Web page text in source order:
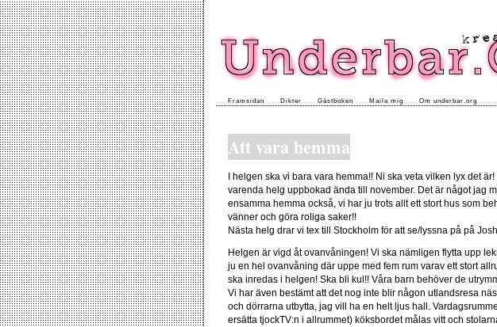
Framsidan Dikter Gästboken Maila mig Om underbar.org
Att vara hemma
I helgen ska vi bara vara hemma!! Ni ska veta vilken lyx det
varenda helg uppbokad ända till november. Det är något jag
ensamma hemma också, vi har ju trots allt ett stort hus som
vänner och göra roliga saker!!
Nästa helg drar vi tex till Stockholm för att se/lyssna på på
Helgen är vigd åt ovanvåningen! Vi ska nämligen flytta upp
ju en hel ovanvåning där uppe med fem rum varav ett stort
ska inredas i helgen! Ska bli kul!! Våra barn behöver de
Vi har även bestämt att det nog inte blir någon utlandsresa
och dörrarna utbytta, jag vill ha en helt ljus hall.
ersätta tjockTV:n i allrummet) köksbordet målas vitt och